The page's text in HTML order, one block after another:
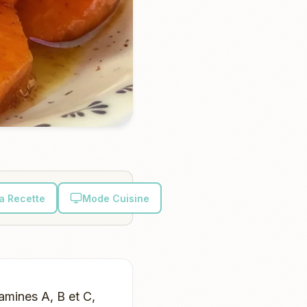
Recette Mode Cuisine
A, B et C,